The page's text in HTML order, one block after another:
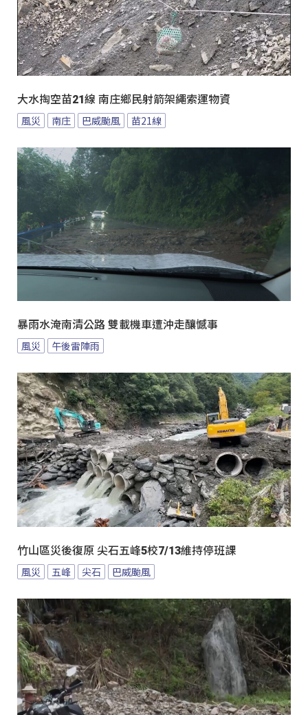
大水掏空苗21線 南庄鄉民射箭架繩索運物資
風災 南庄 巴威颱風 苗21線
暴雨水淹南清公路 雙載機車遭沖走釀憾事
風災 午後雷陣雨
竹山區災後復原 尖石五峰5校7/13維持停班課
風災 五峰 尖石 巴威颱風